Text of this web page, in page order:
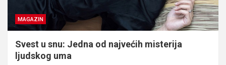
MAGAZIN
Svest u snu: Jedna od najvećih misterija
ljudskog uma